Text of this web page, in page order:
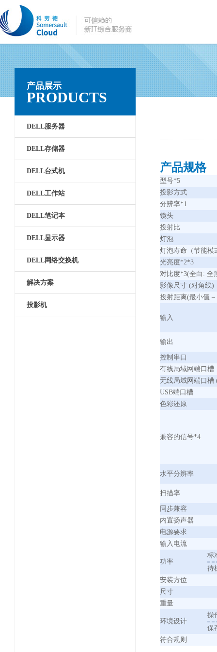
产品展示
PRODUCTS
DELL服务器
DELL存储器
DELL台式机
DELL工作站
DELL笔记本
DELL显示器
DELL网络交换机
解决方案
投影机
产品规格
型号*5
投影方式
分辨率*1
镜头
投射比
灯泡
灯泡寿命（节能模
光亮度*2*3
对比度*3(全白: 全
影像尺寸 (对角线)
投射距离(最小值 –
输入
输出
控制串口
有线局域网端口槽
无线局域网端口槽
USB端口槽
色彩还原
兼容的信号*4
水平分辨率
扫描率
同步兼容
内置扬声器
电源要求
输入电流
功率
标
待
安装方位
尺寸
重量
环境设计
操
保
符合规则